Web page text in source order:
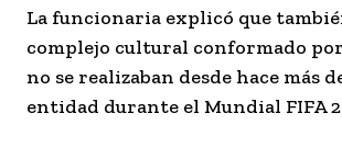
La funcionaria explicó que
complejo cultural conformado por
no se realizaban desde hace más
entidad durante el Mundial FIFA